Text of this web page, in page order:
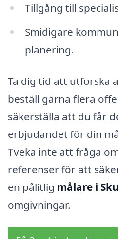
Tillgång till
Smidigare
planering.
Ta dig tid att utforska
beställ gärna flera
säkerställa att du får
erbjudandet för din
Tveka inte att fråga
referenser för att
en pålitlig målare i
omgivningar.